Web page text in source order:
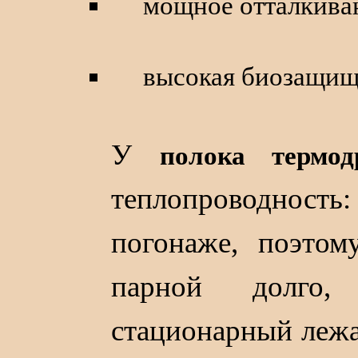
высокая
У полока
погонаже,
парной
стационарный